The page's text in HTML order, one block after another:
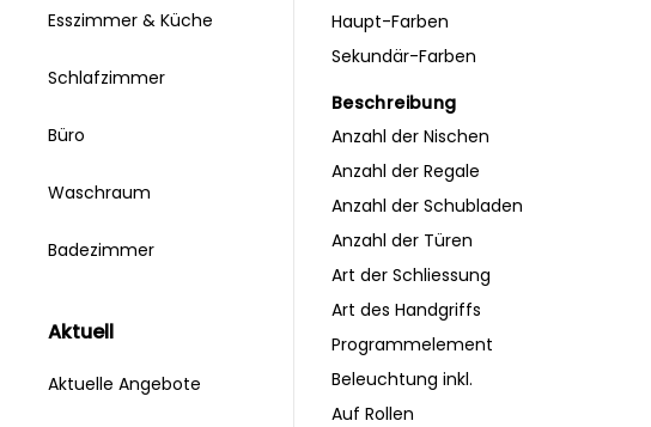
Esszimmer & Küche
Schlafzimmer
Büro
Waschraum
Badezimmer
aktuell
Aktuelle Angebote
Haupt-Farben
Sekundär-Farben
Beschreibung
Anzahl der Nischen
Anzahl der Regale
Anzahl der Schubladen
Anzahl der Türen
Art der Schliessung
Art des Handgriffs
Programmelement
Beleuchtung inkl.
Auf Rollen